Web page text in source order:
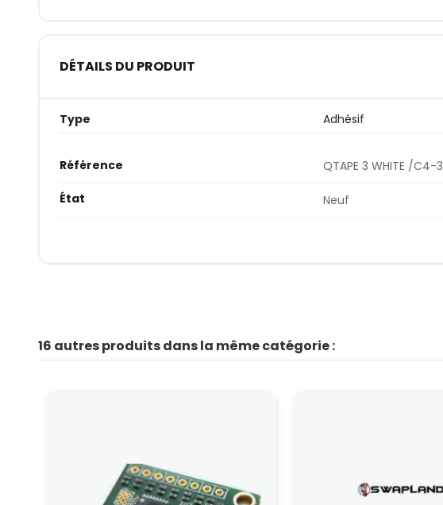
DÉTAILS DU PRODUIT
Type Adhésif
Référence QTAPE 3 WHITE /C4-3
État Neuf
16 autres produits dans la même catégorie :